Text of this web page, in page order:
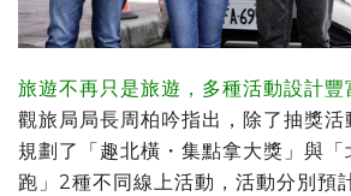
旅遊不再只是旅遊，多種活動設計豐
觀旅局局長周柏吟指出，除了抽獎活
規劃了「趣北橫・集點拿大獎」與「
跑」2種不同線上活動，活動分別預